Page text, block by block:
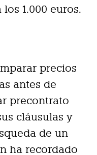
1.000 euros.
precios
antes de
precontrato
cláusulas y
de un
ha recordado